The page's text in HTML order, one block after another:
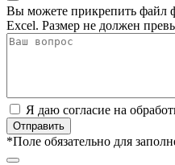
Вы можете прикрепить файл
Excel. Размер не должен
Я даю согласие на
*Поле обязательно для